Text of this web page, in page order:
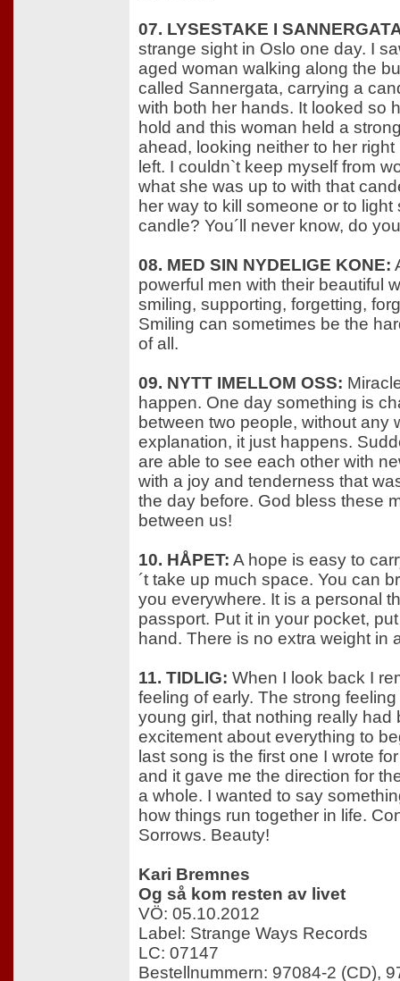
07. LYSESTAKE I
strange sight in Oslo one day. I
aged woman walking along the
called Sannergata, carrying a
with both her hands. It looked so
hold and this woman held a
ahead, looking neither to her right
left. I couldn`t keep myself from
what she was up to with that
her way to kill someone or to light
candle? You´ll never know, do
08. MED SIN NYDELIGE KONE:
powerful men with their beautiful
smiling, supporting, forgetting,
Smiling can sometimes be the
of all.
09. NYTT IMELLOM OSS:
happen. One day something is
between two people, without any
explanation, it just happens.
are able to see each other with
with a joy and tenderness that
the day before. God bless these
between us!
10. HÅPET: A hope is easy to
´t take up much space. You can
you everywhere. It is a personal
passport. Put it in your pocket,
hand. There is no extra weight in
11. TIDLIG: When I look back I
feeling of early. The strong
young girl, that nothing really had
excitement about everything to
last song is the first one I wrote
and it gave me the direction for
a whole. I wanted to say
how things run together in life.
Sorrows. Beauty!
Kari Bremnes
Og så kom resten av livet
VÖ: 05.10.2012
Label: Strange Ways Records
LC: 07147
Bestellnummern: 97084-2 (CD),